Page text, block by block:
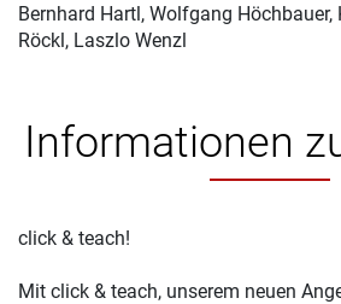
Bernhard Hartl, Wolfgang Höchbauer,
Röckl, Laszlo Wenzl
Informationen
click & teach!
Mit click & teach, unserem neuen